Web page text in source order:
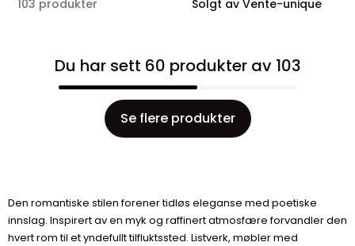
103 produkter Solgt av Vente-unique
Du har sett 60 produkter av 103
Se flere produkter
Den romantiske stilen forener tidløs eleganse med poetiske
innslag. Inspirert av en myk og raffinert atmosfære forvandler den
hvert rom til et yndefullt tilfluktssted. Listverk, møbler med